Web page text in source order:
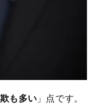
も多い」点です。